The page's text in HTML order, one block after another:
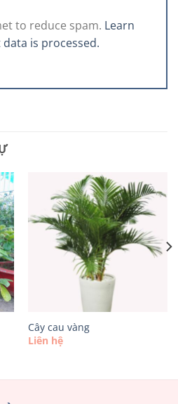
to reduce spam. Learn
is processed.
Cây cau vàng
Liên hệ